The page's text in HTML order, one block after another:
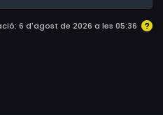
6 d'agost de 2026 a les 05:36